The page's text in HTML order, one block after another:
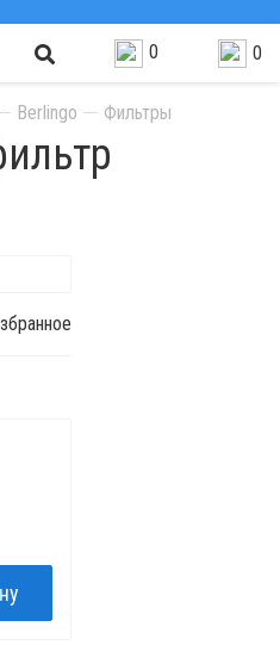
0 0
Berlingo Фильтры